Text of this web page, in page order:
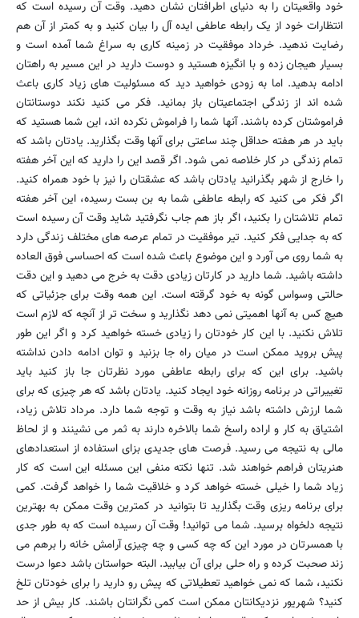
خود واقعیتان را به دنیای اطرافتان نشان دهید. وقت آن رسیده است که
انتظارات خود از یک رابطه عاطفی ایده آل را بیان کنید و به کمتر از آن هم
رضایت ندهید. خرداد موفقیت در زمینه کاری به سراغ شما آمده است و
بسیار هیجان زده و با انگیزه هستید و دوست دارید در این مسیر به راهتان
ادامه بدهید. اما به زودی خواهید دید که مسئولیت های زیاد کاری باعث
شده اند از زندگی اجتماعیتان باز بمانید. فکر می کنید نکند دوستانتان
فراموشتان کرده باشند. آنها شما را فراموش نکرده اند، این شما هستید که
باید در هر هفته حداقل چند ساعتی برای آنها وقت بگذارید. یادتان باشد که
تمام زندگی در کار خلاصه نمی شود. اگر قصد این را دارید که این آخر هفته
را خارج از شهر بگذرانید یادتان باشد که عشقتان را نیز با خود همراه کنید.
اگر فکر می کنید که رابطه عاطفی شما به بن بست رسیده، این آخر هفته
تمام تلاشتان را بکنید، اگر باز هم جاب نگرفتید شاید وقت آن رسیده است
که به جدایی فکر کنید. تیر موفقیت در تمام عرصه های مختلف زندگی دارد
به شما روی می آورد و این موضوع باعث شده است که احساسی فوق العاده
داشته باشید. شما دارید در کارتان زیادی دقت به خرج می دهید و این دقت
حالتی وسواس گونه به خود گرقته است. این همه وقت برای جزئیاتی که
هیچ کس به آنها اهمیتی نمی دهد نگذارید و سخت تر از آنچه که لازم است
تلاش نکنید. با این کار خودتان را زیادی خسته خواهید کرد و اگر این طور
پیش بروید ممکن است در میان راه جا بزنید و توان ادامه دادن نداشته
باشید. برای این که برای رابطه عاطفی مورد نظرتان جا باز کنید باید
تغییراتی در برنامه روزانه خود ایجاد کنید. یادتان باشد که هر چیزی که برای
شما ارزش داشته باشد نیاز به وقت و توجه شما دارد. مرداد تلاش زیاد،
اشتیاق به کار و اراده راسخ شما بالاخره دارند به ثمر می نشینند و از لحاظ
مالی به نتیجه می رسید. فرصت های جدیدی بزای استفاده از استعدادهای
هنریتان فراهم خواهند شد. تنها نکته منفی این مسئله این است که کار
زیاد شما را خیلی خسته خواهد کرد و خلاقیت شما را خواهد گرفت. کمی
برای برنامه ریزی وقت بگذارید تا بتوانید در کمترین وقت ممکن به بهترین
نتیجه دلخواه برسید. شما می توانید! وقت آن رسیده است که به طور جدی
با همسرتان در مورد این که چه کسی و چه چیزی آرامش خانه را برهم می
زند صحبت کرده و راه حلی برای آن بیابید. البته حواستان باشد دعوا درست
نکنید، شما که نمی خواهید تعطیلاتی که پیش رو دارید را برای خودتان تلخ
کنید؟ شهریور نزدیکانتان ممکن است کمی نگرانتان باشند. کار بیش از حد